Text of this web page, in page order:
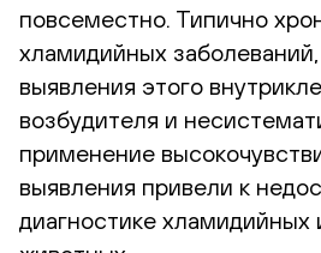
повсеместно. Типично
хламидийных
выявления этого
возбудителя и
применение
выявления привели к
диагностике хламидийных